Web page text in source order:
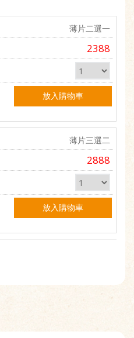
薄片二選一
2388
放入購物車
薄片三選二
2888
放入購物車